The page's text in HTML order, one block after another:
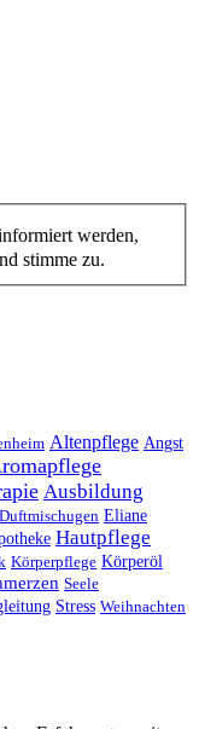
werden,
stimme zu.
Altenpflege Angst
Ausbildung
Duftmischugen Eliane
Hautpflege
Körperpflege Körperöl
Seele
Stress Weihnachten